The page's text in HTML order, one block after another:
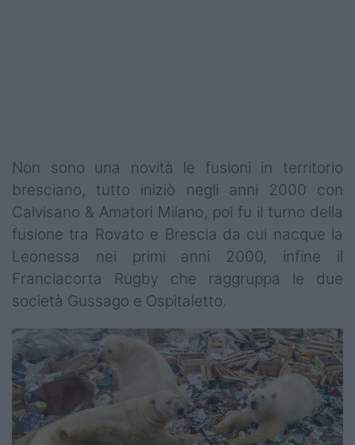
Non sono una novità le fusioni in territorio
bresciano, tutto iniziò negli anni 2000 con
Calvisano & Amatori Milano, poi fu il turno della
fusione tra Rovato e Brescia da cui nacque la
Leonessa nei primi anni 2000, infine il
Franciacorta Rugby che raggruppa le due
società Gussago e Ospitaletto.